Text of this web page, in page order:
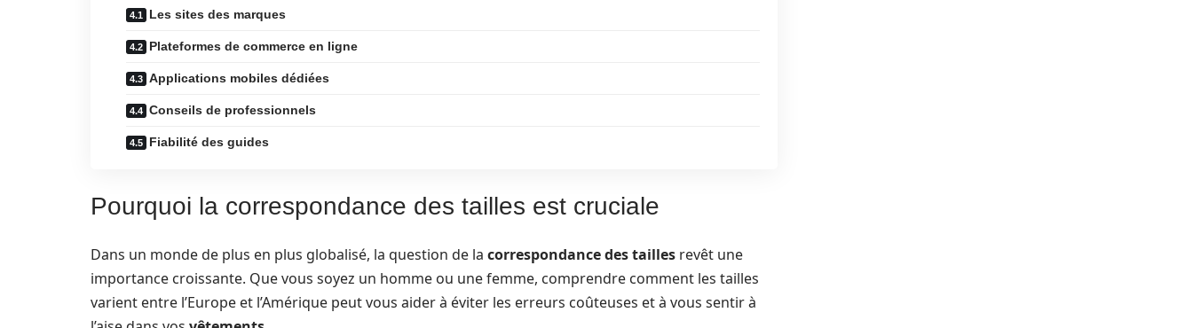
Les sites des marques
Plateformes de commerce en ligne
Applications mobiles dédiées
Conseils de professionnels
Fiabilité des guides
Pourquoi la correspondance des tailles est cruciale
Dans un monde de plus en plus globalisé, la question de la correspondance des tailles revêt une
importance croissante. Que vous soyez un homme ou une femme, comprendre comment les tailles
varient entre l’Europe et l’Amérique peut vous aider à éviter les erreurs coûteuses et à vous sentir à